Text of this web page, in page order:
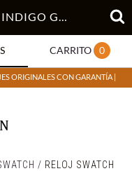
RELOJ SWATCH SB05N113 INDIGO GLOW
CARRITO 0
ORIGINALES CON GARANTÍA |
/ RELOJ SWATCH